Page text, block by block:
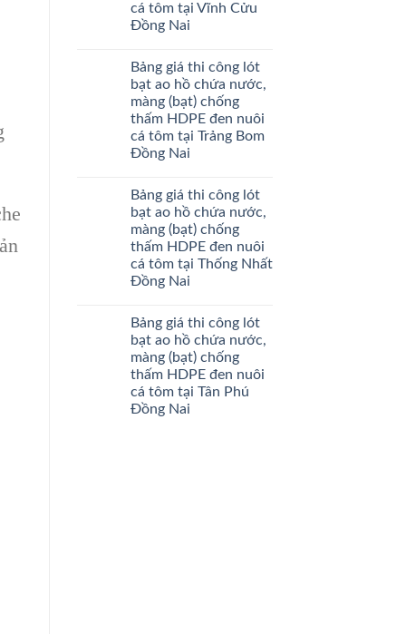
cá tôm tại Vĩnh Cửu
Đồng Nai
Bảng giá thi công lót
bạt ao hồ chứa nước,
màng (bạt) chống
thấm HDPE đen nuôi
cá tôm tại Trảng Bom
Đồng Nai
Bảng giá thi công lót
bạt ao hồ chứa nước,
màng (bạt) chống
thấm HDPE đen nuôi
cá tôm tại Thống Nhất
Đồng Nai
Bảng giá thi công lót
bạt ao hồ chứa nước,
màng (bạt) chống
thấm HDPE đen nuôi
cá tôm tại Tân Phú
Đồng Nai